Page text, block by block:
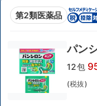
第2類医薬品
パン
12包
(税抜)